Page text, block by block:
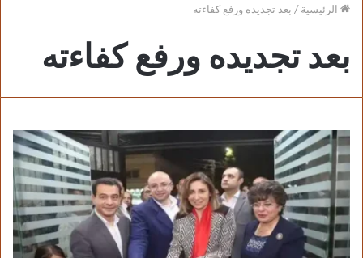
الرئيسية/بعد تجديده ورفع كفاءته
بعد تجديده ورفع كفاءته